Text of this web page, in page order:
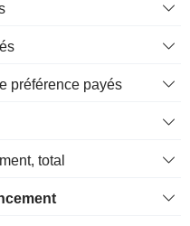
préférence payés
total